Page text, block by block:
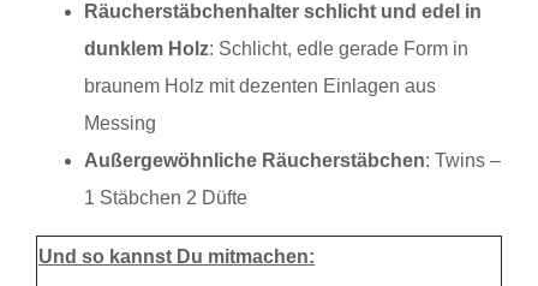
Räucherstäbchenhalter schlicht und edel in
dunklem Holz: Schlicht, edle gerade Form in
braunem Holz mit dezenten Einlagen aus
Messing
Außergewöhnliche Räucherstäbchen: Twins –
1 Stäbchen 2 Düfte
Und so kannst Du mitmachen: